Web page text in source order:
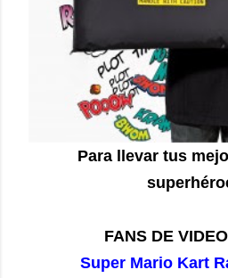
Para llevar tus
FANS DE
Super Mario Kart